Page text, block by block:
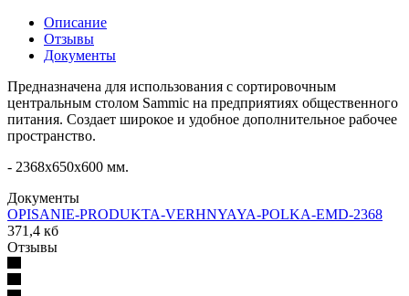
Описание
Отзывы
Документы
Предназначена для использования с сортировочным
центральным столом Sammic на предприятиях общественного
питания. Создает широкое и удобное дополнительное рабочее
пространство.
- 2368x650x600 мм.
Документы
OPISANIE-PRODUKTA-VERHNYAYA-POLKA-EMD-2368
371,4 кб
Отзывы